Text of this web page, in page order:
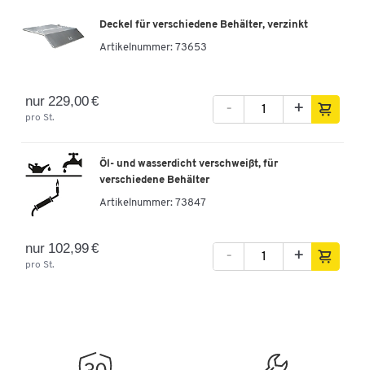
Deckel für verschiedene Behälter, verzinkt
Artikelnummer: 73653
nur 229,00 €
pro St.
- +
Öl- und wasserdicht verschweißt, für
verschiedene Behälter
Artikelnummer: 73847
nur 102,99 €
pro St.
- +